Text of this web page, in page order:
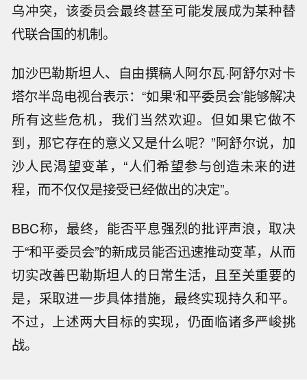
乌冲突，该委员会最终甚至可能发展成为某种替
代联合国的机制。
加沙巴勒斯坦人、自由撰稿人阿尔瓦·阿舒尔对卡
塔尔半岛电视台表示：“如果‘和平委员会’能够解决
所有这些危机，我们当然欢迎。但如果它做不
到，那它存在的意义又是什么呢？”阿舒尔说，加
沙人民渴望变革，“人们希望参与创造未来的进
程，而不仅仅是接受已经做出的决定”。
BBC称，最终，能否平息强烈的批评声浪，取决
于“和平委员会”的新成员能否迅速推动变革，从而
切实改善巴勒斯坦人的日常生活，且至关重要的
是，采取进一步具体措施，最终实现持久和平。
不过，上述两大目标的实现，仍面临诸多严峻挑
战。